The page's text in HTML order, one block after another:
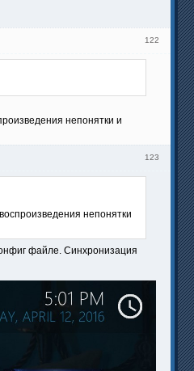
122
непонятки и
123
непонятки
файле. Синхронизация